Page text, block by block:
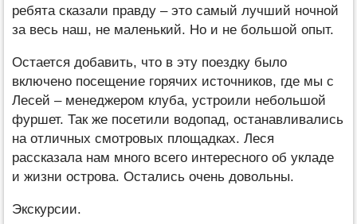
ребята сказали правду – это самый лучший ночной
за весь наш, не маленький. Но и не большой опыт.
Остается добавить, что в эту поездку было
включено посещение горячих источников, где мы с
Лесей – менеджером клуба, устроили небольшой
фуршет. Так же посетили водопад, останавливались
на отличных смотровых площадках. Леся
рассказала нам много всего интересного об укладе
и жизни острова. Остались очень довольны.
Экскурсии.